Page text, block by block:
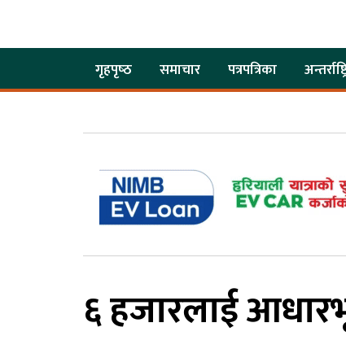
गृहपृष्‍ठ समाचार पत्रपत्रिका
६ हजारलाई